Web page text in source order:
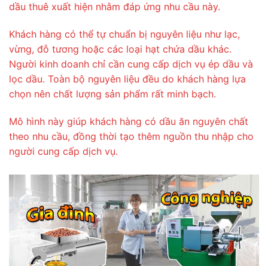
dầu thuê xuất hiện nhằm đáp ứng nhu cầu này.
Khách hàng có thể tự chuẩn bị nguyên liệu như lạc,
vừng, đỗ tương hoặc các loại hạt chứa dầu khác.
Người kinh doanh chỉ cần cung cấp dịch vụ ép dầu và
lọc dầu. Toàn bộ nguyên liệu đều do khách hàng lựa
chọn nên chất lượng sản phẩm rất minh bạch.
Mô hình này giúp khách hàng có dầu ăn nguyên chất
theo nhu cầu, đồng thời tạo thêm nguồn thu nhập cho
người cung cấp dịch vụ.